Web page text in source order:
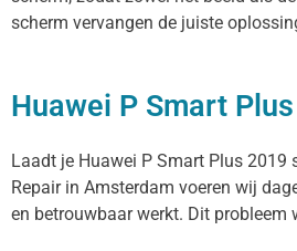
scherm vervangen de juiste
Huawei P Smart
Laadt je Huawei P Smart Plus
Repair in Amsterdam voeren wij
en betrouwbaar werkt. Dit